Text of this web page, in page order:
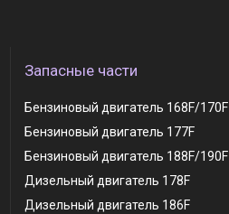
Запасные части
Бензиновый двигатель 168F/170F
Бензиновый двигатель 177F
Бензиновый двигатель 188F/190F
Дизельный двигатель 178F
Дизельный двигатель 186F